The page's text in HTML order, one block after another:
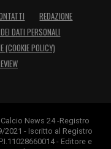
REDAZIONE
DATI PERSONALI
(COOKIE POLICY)
News 24 -Registro
2021 - Iscritto al Registro
- Editore e